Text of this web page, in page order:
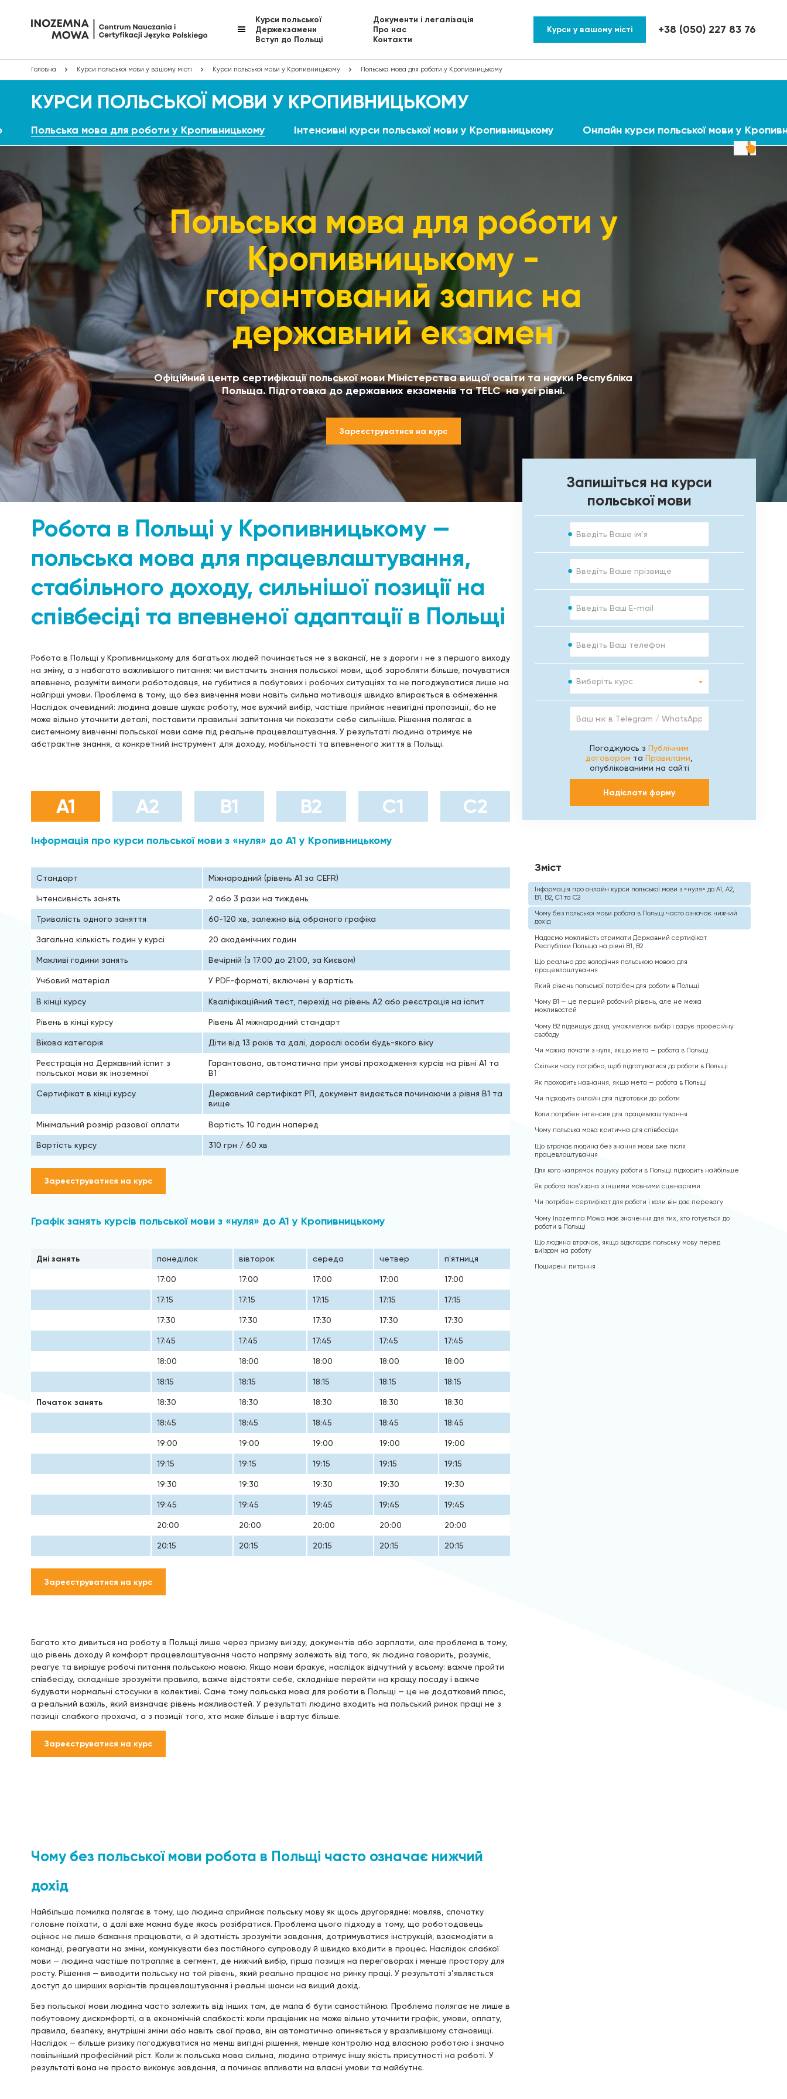
Курси польської
Держекзамени
Вступ до Польщі
Документи і легалізація
Про нас
Контакти
Курси у вашому місті +38 (050) 227 83 76
Головна Курси польської мови у вашому місті Курси польської мови у Кропивницькому Польська мова для роботи у Кропивницькому
КУРСИ ПОЛЬСЬКОЇ МОВИ У КРОПИВНИЦЬКОМУ
Польська мова для роботи у Кропивницькому Інтенсивні курси польської мови у Кропивницькому Онлайн курси польської мови у
Польська мова для роботи у
Кропивницькому -
гарантований запис на
державний екзамен
Офіційний центр сертифікації польської мови Міністерства вищої освіти та науки Республіка
Польща. Підготовка до державних екзаменів та TELC на усі рівні.
Зареєструватися на курс
Робота в Польщі у Кропивницькому —
польська мова для працевлаштування,
стабільного доходу, сильнішої позиції на
співбесіді та впевненої адаптації в Польщі
Робота в Польщі у Кропивницькому для багатьох людей починається не з вакансії, не з дороги і не з першого виходу
на зміну, а з набагато важливішого питання: чи вистачить знання польської мови, щоб заробляти більше, почуватися
впевнено, розуміти вимоги роботодавця, не губитися в побутових і робочих ситуаціях та не погоджуватися лише на
найгірші умови. Проблема в тому, що без вивчення мови навіть сильна мотивація швидко впирається в обмеження.
Наслідок очевидний: людина довше шукає роботу, має вужчий вибір, частіше приймає невигідні пропозиції, бо не
може вільно уточнити деталі, поставити правильні запитання чи показати себе сильніше. Рішення полягає в
системному вивченні польської мови саме під реальне працевлаштування. У результаті людина отримує не
абстрактне знання, а конкретний інструмент для доходу, мобільності та впевненого життя в Польщі.
А1 А2 B1 B2 С1 С2
Інформація про курси польської мови з «нуля» до А1 у Кропивницькому
Стандарт Міжнародний (рівень A1 за CEFR)
Інтенсивність занять 2 або 3 рази на тиждень
Тривалість одного заняття 60-120 хв, залежно від обраного графіка
Загальна кількість годин у курсі 20 академічних годин
Можливі години занять Вечірній (з 17:00 до 21:00, за Києвом)
Учбовий матеріал У PDF-форматі, включені у вартість
В кінці курсу Кваліфікаційний тест, перехід на рівень A2 або реєстрація на іспит
Рівень в кінці курсу Рівень А1 міжнародний стандарт
Вікова категорія Діти від 13 років та далі, дорослі особи будь-якого віку
Реєстрація на Державний іспит з
польської мови як іноземної
Гарантована, автоматична при умові проходження курсів на рівні А1 та
В1
Сертифікат в кінці курсу
Державний сертифікат РП, документ видається починаючи з рівня В1 та
вище
Мінімальний розмір разової оплати Вартість 10 годин наперед
Вартість курсу 310 грн / 60 хв
Зареєструватися на курс
Графік занять курсів польської мови з «нуля» до А1 у Кропивницькому
Дні занять понеділок вівторок середа четвер пʼятниця
17:00 17:00 17:00 17:00 17:00
17:15 17:15 17:15 17:15 17:15
17:30 17:30 17:30 17:30 17:30
17:45 17:45 17:45 17:45 17:45
18:00 18:00 18:00 18:00 18:00
18:15 18:15 18:15 18:15 18:15
Початок занять 18:30 18:30 18:30 18:30 18:30
18:45 18:45 18:45 18:45 18:45
19:00 19:00 19:00 19:00 19:00
19:15 19:15 19:15 19:15 19:15
19:30 19:30 19:30 19:30 19:30
19:45 19:45 19:45 19:45 19:45
20:00 20:00 20:00 20:00 20:00
20:15 20:15 20:15 20:15 20:15
Зареєструватися на курс
Багато хто дивиться на роботу в Польщі лише через призму виїзду, документів або зарплати, але проблема в тому,
що рівень доходу й комфорт працевлаштування часто напряму залежать від того, як людина говорить, розуміє,
реагує та вирішує робочі питання польською мовою. Якщо мови бракує, наслідок відчутний у всьому: важче пройти
співбесіду, складніше зрозуміти правила, важче відстояти себе, складніше перейти на кращу посаду і важче
будувати нормальні стосунки в колективі. Саме тому польська мова для роботи в Польщі — це не додатковий плюс,
а реальний важіль, який визначає рівень можливостей. У результаті людина входить на польський ринок праці не з
позиції слабкого прохача, а з позиції того, хто може більше і вартує більше.
Зареєструватися на курс
Чому без польської мови робота в Польщі часто означає нижчий
дохід
Найбільша помилка полягає в тому, що людина сприймає польську мову як щось другорядне: мовляв, спочатку
головне поїхати, а далі вже можна буде якось розібратися. Проблема цього підходу в тому, що роботодавець
оцінює не лише бажання працювати, а й здатність зрозуміти завдання, дотримуватися інструкцій, взаємодіяти в
команді, реагувати на зміни, комунікувати без постійного супроводу й швидко входити в процес. Наслідок слабкої
мови — людина частіше потрапляє в сегмент, де нижчий вибір, гірша позиція на переговорах і менше простору для
росту. Рішення — виводити польську на той рівень, який реально працює на ринку праці. У результаті з’являється
доступ до ширших варіантів працевлаштування і реальні шанси на вищий дохід.
Без польської мови людина часто залежить від інших там, де мала б бути самостійною. Проблема полягає не лише в
побутовому дискомфорті, а в економічній слабкості: коли працівник не може вільно уточнити графік, умови, оплату,
правила, безпеку, внутрішні зміни або навіть свої права, він автоматично опиняється у вразливішому становищі.
Наслідок — більше ризику погоджуватися на менш вигідні рішення, менше контролю над власною роботою і значно
повільніший професійний ріст. Коли ж польська мова сильна, людина отримує іншу якість присутності на роботі. У
результаті вона не просто виконує завдання, а починає впливати на власні умови та майбутнє.
Запишіться на курси
польської мови
mail
Виберіть курс
нік
в
WhatsApp
Viber
Погоджуюсь зПублічним
договором таПравилами
опублікованими на сайті
Надіслати форму
Зміст
Інформація про онлайн курси польської мови з «нуля» до А1, А2,
В1, В2, С1 та С2
Чому без польської мови робота в Польщі часто означає нижчий
дохід
Надаємо можливість отримати Державний сертифікат
Республіки Польща на рівні В1, В2
Що реально дає володіння польською мовою для
працевлаштування
Який рівень польської потрібен для роботи в Польщі
Чому B1 — це перший робочий рівень, але не межа
можливостей
Чому B2 підвищує дохід, уможливлює вибір і дарує професійну
свободу
Чи можна почати з нуля, якщо мета — робота в Польщі
Скільки часу потрібно, щоб підготуватися до роботи в Польщі
Як проходить навчання, якщо мета — робота в Польщі
Чи підходить онлайн для підготовки до роботи
Коли потрібен інтенсив для працевлаштування
Чому польська мова критична для співбесіди
Що втрачає людина без знання мови вже після
працевлаштування
Для кого напрямок пошуку роботи в Польщі підходить найбільше
Як робота пов’язана з іншими мовними сценаріями
Чи потрібен сертифікат для роботи і коли він дає перевагу
Чому Inozemna Mowa має значення для тих, хто готується до
роботи в Польщі
Що людина втрачає, якщо відкладає польську мову перед
виїздом на роботу
Поширені питання